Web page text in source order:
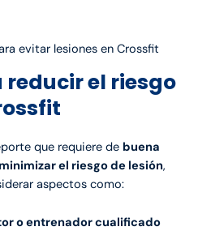
reducir el riesgo
que requiere de buena
el riesgo de lesión,
aspectos como:
o entrenador cualificado